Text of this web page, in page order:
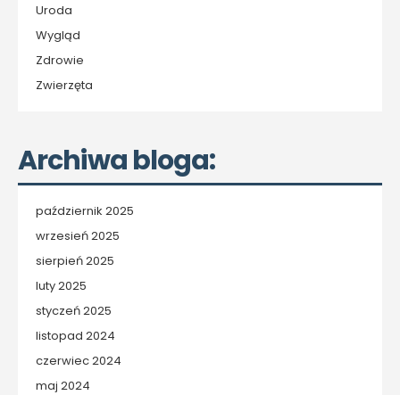
Uroda
Wygląd
Zdrowie
Zwierzęta
Archiwa bloga:
październik 2025
wrzesień 2025
sierpień 2025
luty 2025
styczeń 2025
listopad 2024
czerwiec 2024
maj 2024